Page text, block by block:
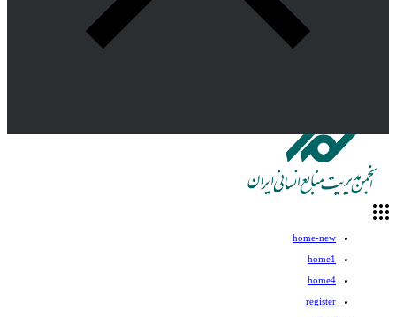
home-new
home1
home4
register